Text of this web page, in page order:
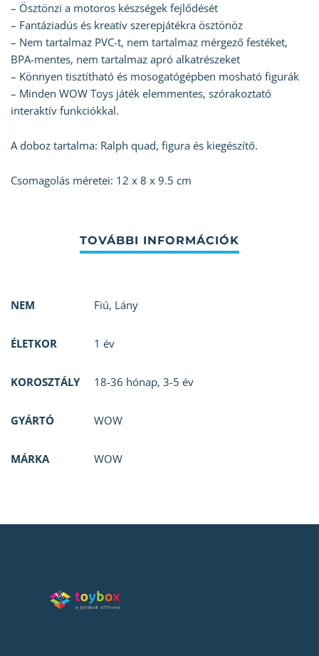
– Ösztönzi a motoros készségek fejlődését
– Fantáziadús és kreatív szerepjátékra ösztönöz
– Nem tartalmaz PVC-t, nem tartalmaz mérgező festéket,
BPA-mentes, nem tartalmaz apró alkatrészeket
– Könnyen tisztítható és mosogatógépben mosható figurák
– Minden WOW Toys játék elemmentes, szórakoztató
interaktív funkciókkal.
A doboz tartalma: Ralph quad, figura és kiegészítő.
Csomagolás méretei: 12 x 8 x 9.5 cm
NEM Fiú, Lány
ÉLETKOR 1 év
KOROSZTÁLY 18-36 hónap, 3-5 év
GYÁRTÓ WOW
MÁRKA WOW